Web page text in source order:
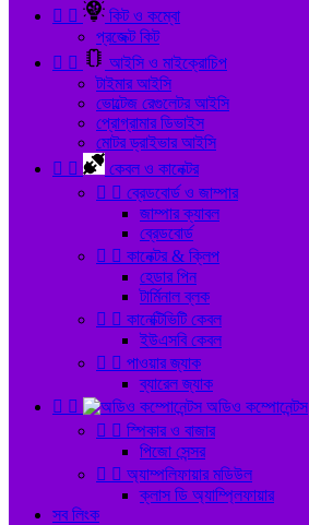
 
কিট ও কম্বো
প্রজেক্ট কিট
 
আইসি ও মাইক্রোচিপ
টাইমার আইসি
ভোল্টেজ রেগুলেটর আইসি
প্রোগ্রামার ডিভাইস
মোটর ড্রাইভার আইসি
 
কেবল ও কানেক্টর
  ব্রেডবোর্ড ও জাম্পার
জাম্পার ক্যাবল
ব্রেডবোর্ড
  কানেক্টর & ক্লিপ
হেডার পিন
টার্মিনাল ব্লক
  কানেক্টিভিটি কেবল
ইউএসবি কেবল
  পাওয়ার জ্যাক
ব্যারেল জ্যাক
 
অডিও কম্পোনেন্টস
  স্পিকার ও বাজার
পিজো সেন্সর
  অ্যাম্পলিফায়ার মডিউল
ক্লাস ডি অ্যাম্প্লিফায়ার
সব লিংক